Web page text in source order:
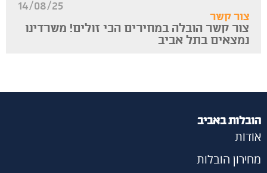
14/08/25
צור קשר
צור קשר הובלה במחירים הכי זולים! משרדינו
נמצאים בתל אביב
הובלות באביב
אודות
מחירון הובלות